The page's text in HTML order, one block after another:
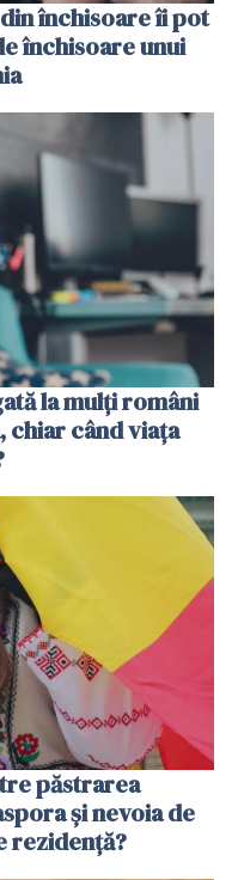
închisoare îi pot
închisoare unui
la mulți români
chiar când viața
păstrarea
și nevoia de
rezidență?